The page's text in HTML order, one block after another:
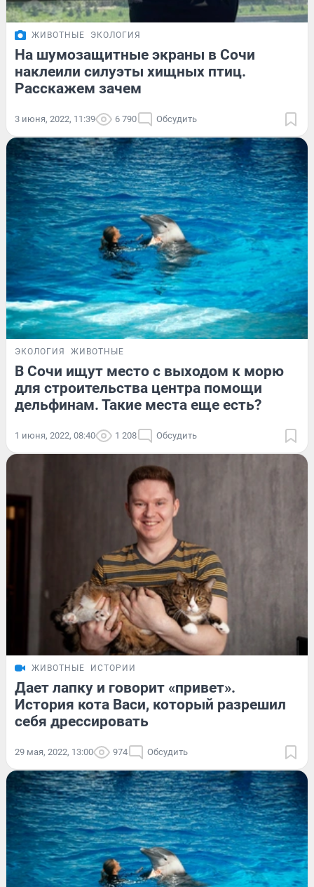
ЖИВОТНЫЕ ЭКОЛОГИЯ
На шумозащитные экраны в Сочи
наклеили силуэты хищных птиц.
Расскажем зачем
3 июня, 2022, 11:39 6 790 Обсудить
ЭКОЛОГИЯ ЖИВОТНЫЕ
В Сочи ищут место с выходом к морю
для строительства центра помощи
дельфинам. Такие места еще есть?
1 июня, 2022, 08:40 1 208 Обсудить
ЖИВОТНЫЕ ИСТОРИИ
Дает лапку и говорит «привет».
История кота Васи, который разрешил
себя дрессировать
29 мая, 2022, 13:00 974 Обсудить